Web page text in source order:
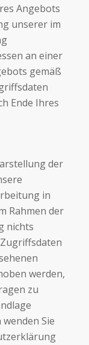
Angebots
unserer im
an einer
gemäß
Ende Ihres
der
in
Rahmen der
nichts
werden,
zu
Sie